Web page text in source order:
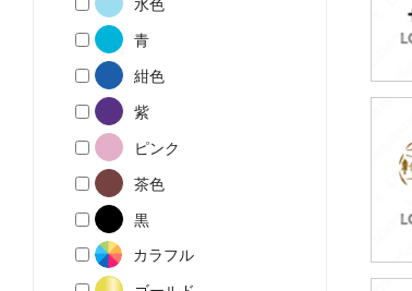
青
紺色
紫
ピンク
茶色
黒
カラフル